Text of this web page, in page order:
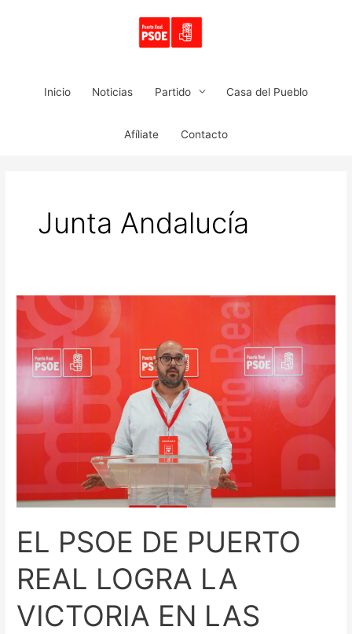
Inicio Noticias Partido Casa del Pueblo
Afíliate Contacto
Junta Andalucía
EL PSOE DE PUERTO
REAL LOGRA LA
VICTORIA EN LAS
PSOE
DE
PUERTO
REAL
LOGRA
VICTORIA
ELECCIONES
Y
A
LA